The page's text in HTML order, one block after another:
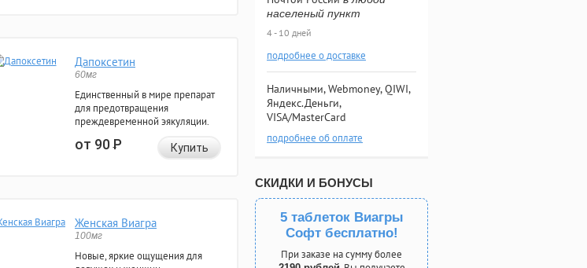
Дапоксетин
60мг
Единственный в мире препарат
для предотвращения
преждевременной эякуляции.
от 90Р Купить
Женская Виагра
100мг
Новые, яркие ощущения для
населеный пункт
4 - 10 дней
подробнее о доставке
Наличными, Webmoney, QIWI,
Яндекс.Деньги,
VISA/MasterCard
подробнее об оплате
СКИДКИ И БОНУСЫ
5 таблеток Виагры
Софт бесплатно!
При заказе на сумму более